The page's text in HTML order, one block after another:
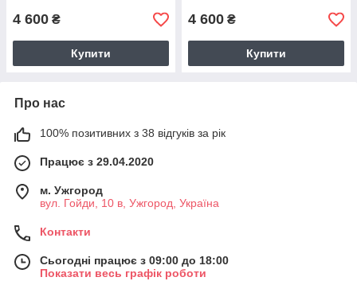
4 600 ₴
Купити
4 600 ₴
Купити
Про нас
100% позитивних з 38 відгуків за рік
Працює з 29.04.2020
м. Ужгород
вул. Гойди, 10 в, Ужгород, Україна
Контакти
Сьогодні працює з 09:00 до 18:00
Показати весь графік роботи